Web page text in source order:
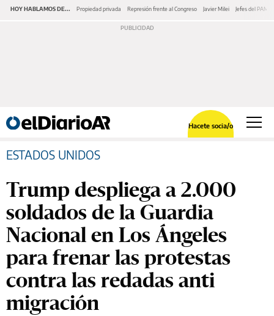
HOY HABLAMOS DE... Propiedad privada Represión frente al Congreso Javier Milei Jefes del PAMI
Hacete socia/o
ESTADOS UNIDOS
Trump despliega a 2.000
soldados de la Guardia
Nacional en Los Ángeles
para frenar las protestas
contra las redadas anti
migración